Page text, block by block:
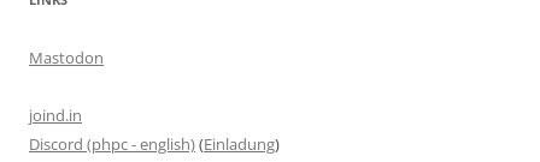
Mastodon
joind.in
Discord (phpc - english)(Einladung)